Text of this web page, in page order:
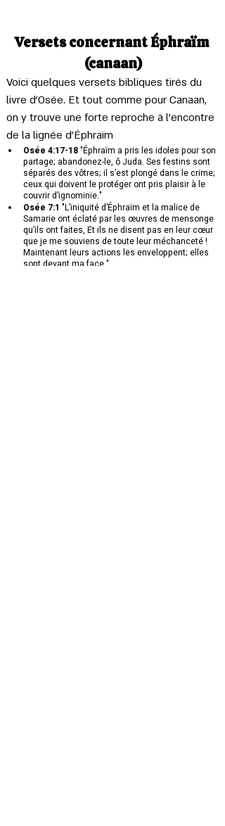
Versets concernant Éphraïm
(canaan)
Voici quelques versets bibliques tirés du
livre d'Osée. Et tout comme pour Canaan,
on y trouve une forte reproche à l'encontre
de la lignée d'Éphraïm
Osée 4:17-18 "Éphraïm a pris les idoles pour son
partage; abandonez-le, ô Juda. Ses festins sont
séparés des vôtres; il s’est plongé dans le crime;
ceux qui doivent le protéger ont pris plaisir à le
couvrir d’ignominie."
Osée 7:1 "L’iniquité d’Éphraïm et la malice de
Samarie ont éclaté par les œuvres de mensonge
qu’ils ont faites, Et ils ne disent pas en leur cœur
que je me souviens de toute leur méchanceté !
Maintenant leurs actions les enveloppent; elles
sont devant ma face."